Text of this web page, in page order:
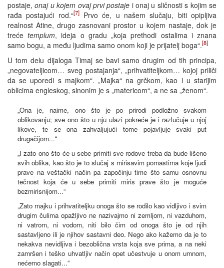
postaje,onaj u kojem ovaj prvi postaje i onaj u sličnosti s kojim se
rađa postajući rod.“[7]Prvo će, u našem slučaju, biti opipljiva
realnost Atine, drugo zasnovani prostor u kojem nastaje, dok je
trećetemplum, ideja o gradu „koja prethodi ostalima i znana
samo bogu, a među ljudima samo onom koji je prijatelj boga“.[8]
U tom delu dijaloga Timaj se bavi samo drugim od tih principa,
„negovateljicom… sveg postajanja“, „prihvatiteljkom… kojoj priliči
da se uporedi s majkom“. „Majka“ na grčkom, kao i u starijim
oblicima engleskog, sinonim je s „matericom“, a ne sa „ženom“.
„Ona je, naime, ono što je po prirodi podložno svakom
oblikovanju; sve ono što u nju ulazi pokreće je i razlučuje u njoj
likove, te se ona zahvaljujući tome pojavljuje svaki put
drugačijom...“
„I zato ono što će u sebe primiti sve rodove treba da bude lišeno
svih oblika, kao što je to slučaj s mirisavim pomastima koje ljudi
prave na veštački način pa započinju time što samu osnovnu
tečnost koja će u sebe primiti miris prave što je moguće
bezmirisnijom...“
„Zato majku i prihvatiteljku onoga što se rodilo kao vidljivo i svim
drugim čulima opažljivo ne nazivajmo ni zemljom, ni vazduhom,
ni vatrom, ni vodom, niti bilo čim od onoga što je od njih
sastavljeno ili je njihov sastavni deo. Nego ako kažemo da je to
nekakva nevidljiva i bezoblična vrsta koja sve prima, a na neki
zamršen i teško uhvatljiv način opet učestvuje u onom umnom,
nećemo slagati...“